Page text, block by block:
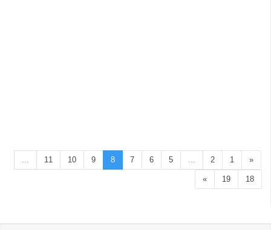
«
1
2
...
5
6
7
8
9
10
11
...
18
19
»